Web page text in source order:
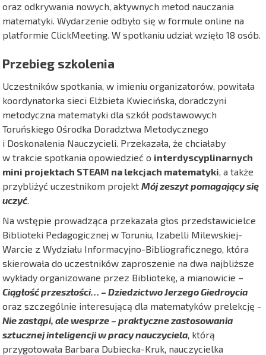
oraz odkrywania nowych, aktywnych metod nauczania
matematyki. Wydarzenie odbyło się w formule online na
platformie ClickMeeting. W spotkaniu udział wzięło 18 osób.
Przebieg szkolenia
Uczestników spotkania, w imieniu organizatorów, powitała
koordynatorka sieci Elżbieta Kwiecińska, doradczyni
metodyczna matematyki dla szkół podstawowych
Toruńskiego Ośrodka Doradztwa Metodycznego
i Doskonalenia Nauczycieli. Przekazała, że chciałaby
w trakcie spotkania opowiedzieć o interdyscyplinarnych
mini projektach STEAM na lekcjach matematyki, a także
przybliżyć uczestnikom projektMój zeszyt pomagający się
uczyć.
Na wstępie prowadząca przekazała głos przedstawicielce
Biblioteki Pedagogicznej w Toruniu, Izabelli Milewskiej-
Warcie z Wydziału Informacyjno-Bibliograficznego, która
skierowała do uczestników zaproszenie na dwa najbliższe
wykłady organizowane przez Bibliotekę, a mianowicie –
Ciągłość przeszłości… – Dziedzictwo Jerzego Giedroycia
oraz szczególnie interesującą dla matematyków prelekcję -
Nie zastąpi, ale wesprze – praktyczne zastosowania
sztucznej inteligencji w pracy nauczyciela, którą
przygotowała Barbara Dubiecka-Kruk, nauczycielka